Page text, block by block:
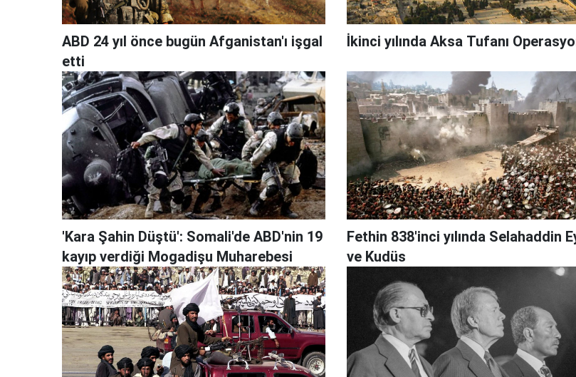
ABD 24 yıl önce bugün Afganistan'ı işgal
etti
İkinci yılında Aksa Tufanı
'Kara Şahin Düştü': Somali'de ABD'nin 19
kayıp verdiği Mogadişu Muharebesi
Fethin 838'inci yılında Selahaddin
ve Kudüs